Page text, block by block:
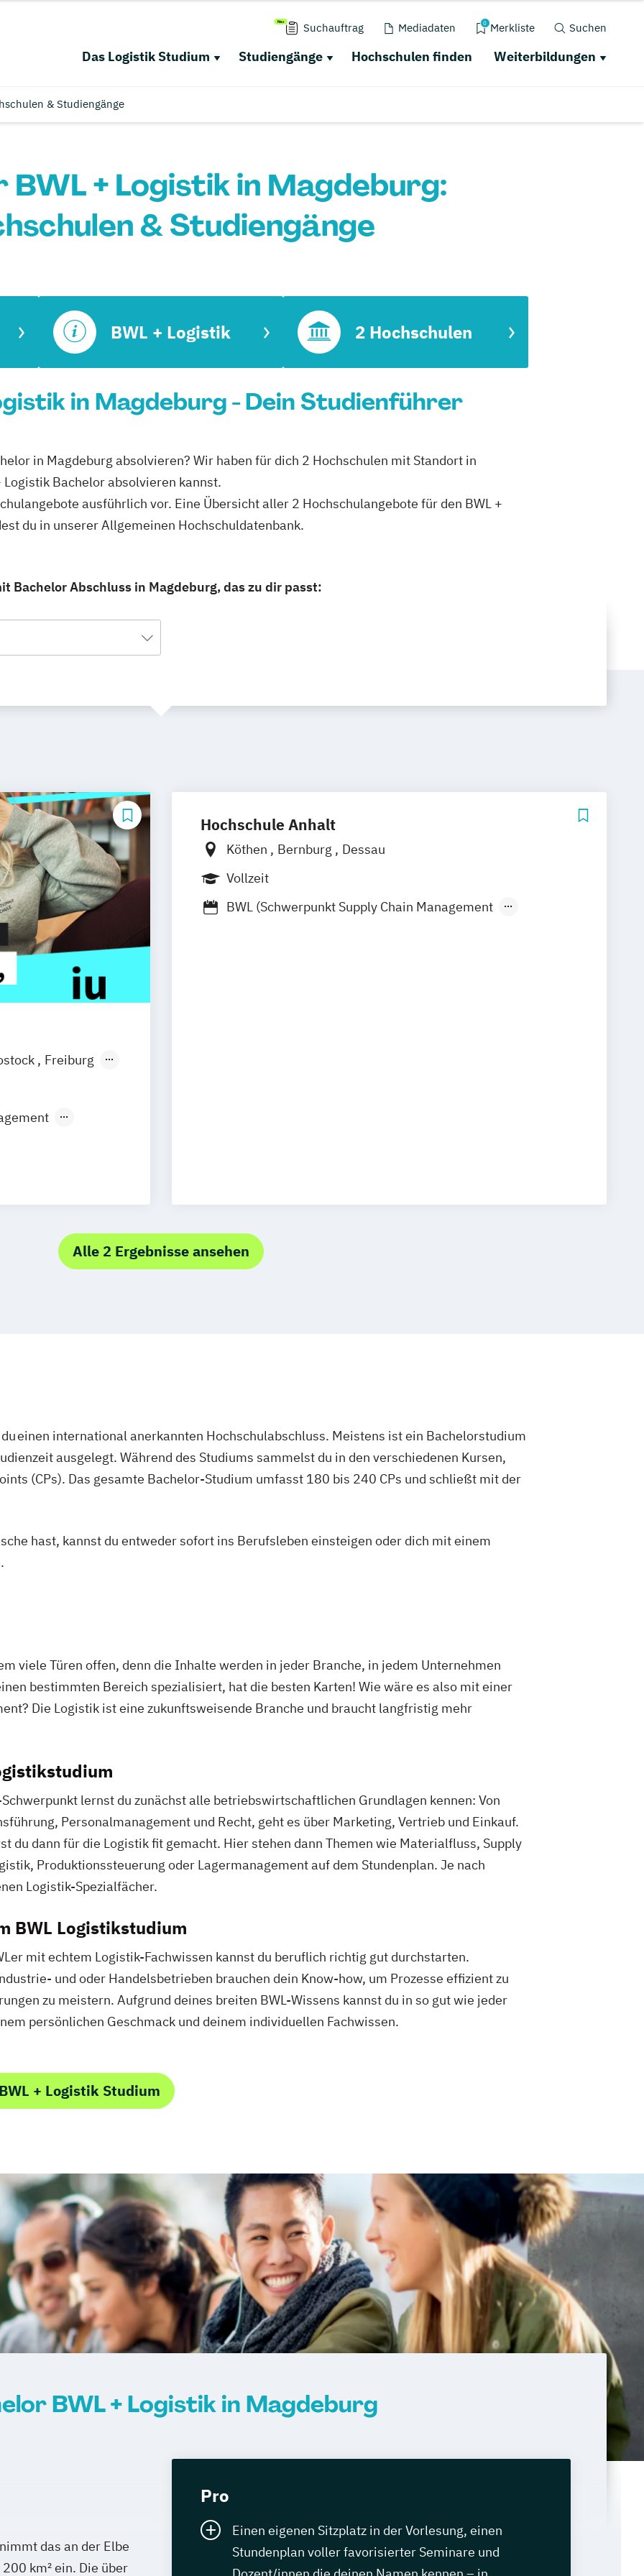
Suchauftrag Mediadaten 0 Merkliste Suchen
Das Logistik Studium Studiengänge Hochschulen finden Weiterbildungen
& Studiengänge
BWL + Logistik in Magdeburg:
& Studiengänge
BWL + Logistik 2 Hochschulen
in Magdeburg - Dein Studienführer
in Magdeburg absolvieren? Wir haben für dich 2 Hochschulen mit Standort in
Logistik Bachelor absolvieren kannst.
ausführlich vor. Eine Übersicht aller 2 Hochschulangebote für den BWL +
du in unserer Allgemeinen Hochschuldatenbank.
Bachelor Abschluss in Magdeburg, das zu dir passt:
Freiburg
Neu-Ulm
Hochschule Anhalt
Köthen Bernburg
Dessau
Vollzeit
BWL (Schwerpunkt Supply Chain Management
Alle 2 Ergebnisse ansehen
einen international anerkannten Hochschulabschluss. Meistens ist ein Bachelorstudium
ausgelegt. Während des Studiums sammelst du in den verschiedenen Kursen,
(CPs). Das gesamte Bachelor-Studium umfasst 180 bis 240 CPs und schließt mit der
hast, kannst du entweder sofort ins Berufsleben einsteigen oder dich mit einem
viele Türen offen, denn die Inhalte werden in jeder Branche, in jedem Unternehmen
bestimmten Bereich spezialisiert, hat die besten Karten! Wie wäre es also mit einer
Die Logistik ist eine zukunftsweisende Branche und braucht langfristig mehr
lernst du zunächst alle betriebswirtschaftlichen Grundlagen kennen: Von
Personalmanagement und Recht, geht es über Marketing, Vertrieb und Einkauf.
du dann für die Logistik fit gemacht. Hier stehen dann Themen wie Materialfluss, Supply
Produktionssteuerung oder Lagermanagement auf dem Stundenplan. Je nach
Logistik-Spezialfächer.
BWL Logistikstudium
mit echtem Logistik-Fachwissen kannst du beruflich richtig gut durchstarten.
und oder Handelsbetrieben brauchen dein Know-how, um Prozesse effizient zu
zu meistern. Aufgrund deines breiten BWL-Wissens kannst du in so gut wie jeder
persönlichen Geschmack und deinem individuellen Fachwissen.
+ Logistik Studium
BWL + Logistik in Magdeburg
das an der Elbe
km² ein. Die über
Pro
Einen eigenen Sitzplatz in der Vorlesung, einen
Stundenplan voller favorisierter Seminare und